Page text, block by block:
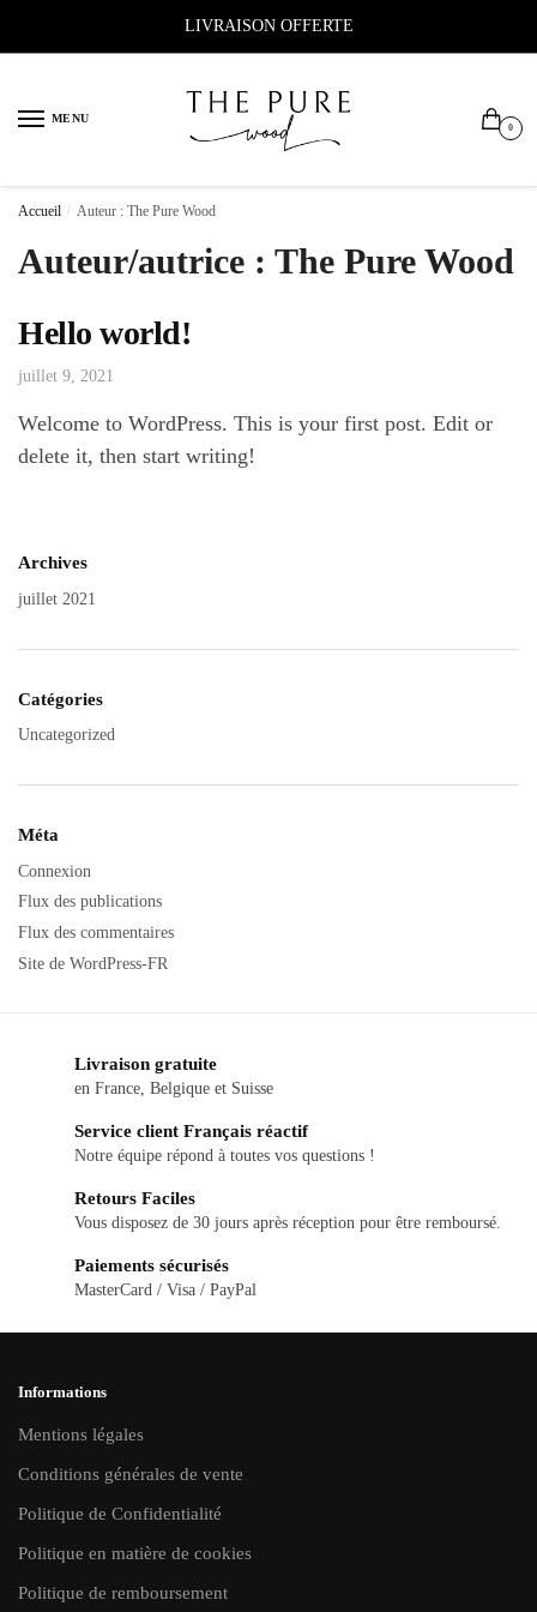
LIVRAISON OFFERTE
MENU
0
Accueil / Auteur : The Pure Wood
Auteur/autrice : The Pure Wood
Hello world!
juillet 9, 2021
Welcome to WordPress. This is your first post. Edit or
delete it, then start writing!
Archives
juillet 2021
Catégories
Uncategorized
Méta
Connexion
Flux des publications
Flux des commentaires
Site de WordPress-FR
Livraison gratuite
en France, Belgique et Suisse
Service client Français réactif
Notre équipe répond à toutes vos questions !
Retours Faciles
Vous disposez de 30 jours après réception pour être remboursé.
Paiements sécurisés
MasterCard / Visa / PayPal
Informations
Mentions légales
Conditions générales de vente
Politique de Confidentialité
Politique en matière de cookies
Politique de remboursement